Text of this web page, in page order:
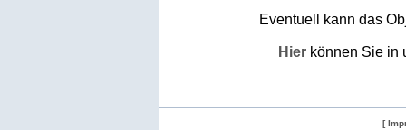
Eventuell kann das
Hier können Sie in
[